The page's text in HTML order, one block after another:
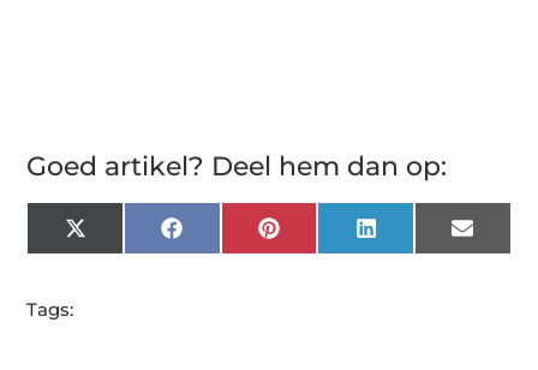
Goed artikel? Deel hem dan op:
X
(Twitter)
FacebookPinterest LinkedIn Email
Tags: